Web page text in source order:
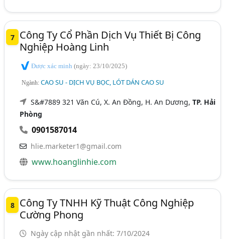
7
Công Ty Cổ Phần Dịch Vụ Thiết Bị Công
Nghiệp Hoàng Linh
Được xác minh(ngày: 23/10/2025)
Ngành:CAO SU - DỊCH VỤ BỌC, LÓT DÁN CAO SU
S&#7889 321 Văn Cú, X. An Đồng, H. An Dương,TP. Hải
Phòng
0901587014
hlie.marketer1@gmail.com
www.hoanglinhie.com
8
Công Ty TNHH Kỹ Thuật Công Nghiệp
Cường Phong
Ngày cập nhật gần nhất: 7/10/2024